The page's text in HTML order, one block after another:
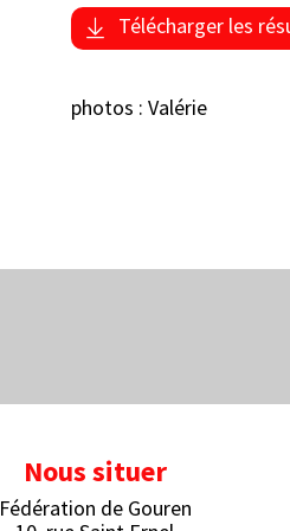
Télécharger les
photos : Valérie
Nous situer
Fédération de Gouren